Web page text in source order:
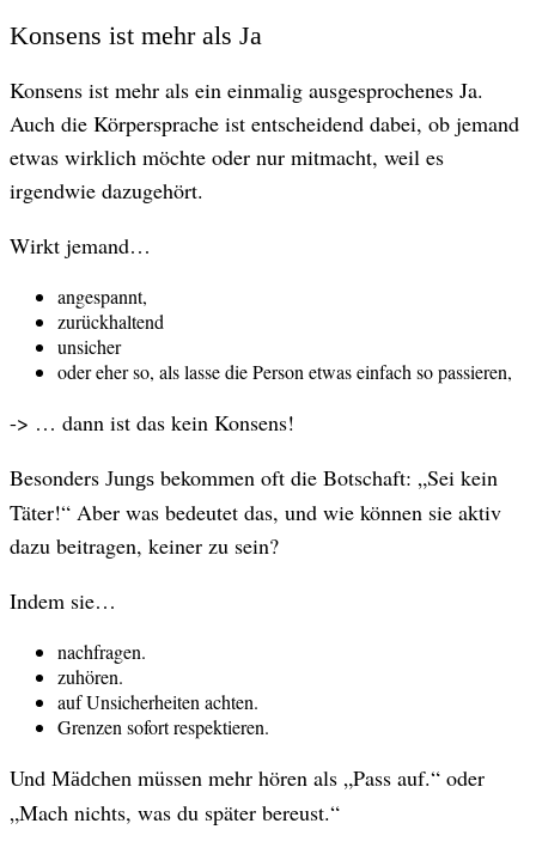
Konsens ist mehr als Ja
Konsens ist mehr als ein einmalig ausgesprochenes Ja.
Auch die Körpersprache ist entscheidend dabei, ob jemand
etwas wirklich möchte oder nur mitmacht, weil es
irgendwie dazugehört.
Wirkt jemand…
angespannt,
zurückhaltend
unsicher
oder eher so, als lasse die Person etwas einfach so passieren,
-> … dann ist das kein Konsens!
Besonders Jungs bekommen oft die Botschaft: „Sei kein
Täter!“ Aber was bedeutet das, und wie können sie aktiv
dazu beitragen, keiner zu sein?
Indem sie…
nachfragen.
zuhören.
auf Unsicherheiten achten.
Grenzen sofort respektieren.
Und Mädchen müssen mehr hören als „Pass auf.“ oder
„Mach nichts, was du später bereust.“